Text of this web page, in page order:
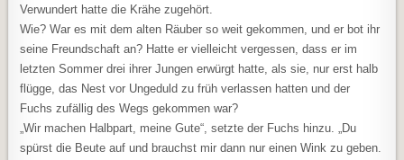
Verwundert hatte die Krähe zugehört.
Wie? War es mit dem alten Räuber so weit gekommen, und er bot ihr
seine Freundschaft an? Hatte er vielleicht vergessen, dass er im
letzten Sommer drei ihrer Jungen erwürgt hatte, als sie, nur erst halb
flügge, das Nest vor Ungeduld zu früh verlassen hatten und der
Fuchs zufällig des Wegs gekommen war?
„Wir machen Halbpart, meine Gute“, setzte der Fuchs hinzu. „Du
spürst die Beute auf und brauchst mir dann nur einen Wink zu geben.